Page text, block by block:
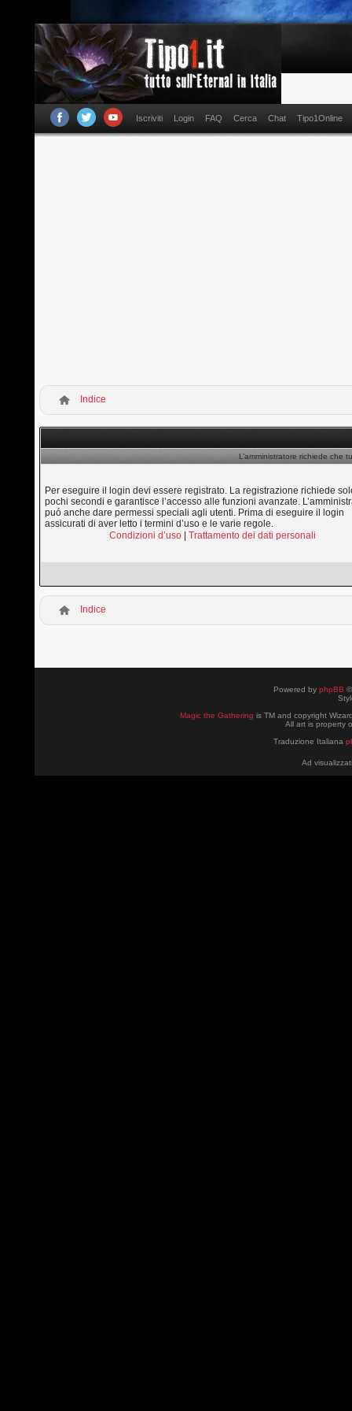
Iscriviti Login FAQ Cerca Chat Tipo1Online
Indice
L’amministratore richiede che
Per eseguire il login devi essere registrato. La registrazione richiede
pochi secondi e garantisce l’accesso alle funzioni avanzate.
puó anche dare permessi speciali agli utenti. Prima di eseguire il login
assicurati di aver letto i termini d’uso e le varie regole.
Condizioni d’uso |Trattamento dei dati personali
Indice
Powered by phpBB
Magic the Gathering is TM and copyright
All art is property
Traduzione Italiana
Ad